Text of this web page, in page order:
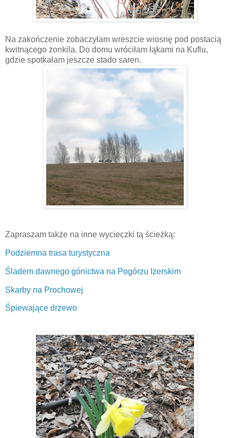
Na zakończenie zobaczyłam wreszcie wiosnę pod postacią
kwitnącego żonkila. Do domu wróciłam łąkami na Kuflu,
gdzie spotkałam jeszcze stado saren.
Zapraszam także na inne wycieczki tą ścieżką:
Podziemna trasa turystyczna
Śladem dawnego gónictwa na Pogórzu Izerskim
Skarby na Prochowej
Śpiewające drzewo